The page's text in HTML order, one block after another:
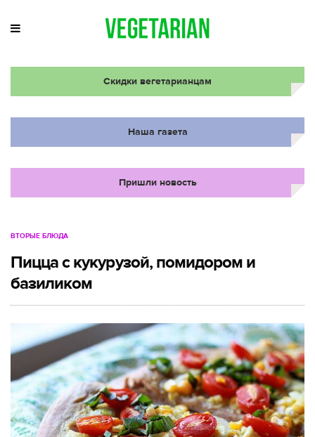
Скидки вегетарианцам
Наша газета
Пришли новость
ВТОРЫЕ БЛЮДА
Пицца с кукурузой, помидором и
базиликом